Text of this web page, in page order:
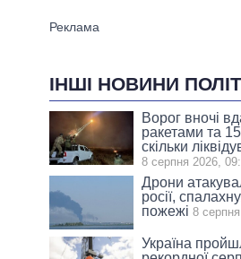
ІНШІ НОВИНИ
Ворог вночі
ракетами та
скільки
8 серпня 2026,
Дрони
росії,
пожежі 8
Україна